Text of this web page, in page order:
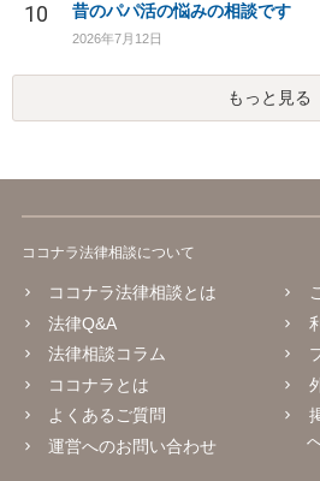
10 昔のパパ活の悩みの相談です
2026年7月12日
もっと見る
ココナラ法律相談について
ココナラ法律相談とは
法律Q&A
法律相談コラム
ココナラとは
よくあるご質問
運営へのお問い合わせ